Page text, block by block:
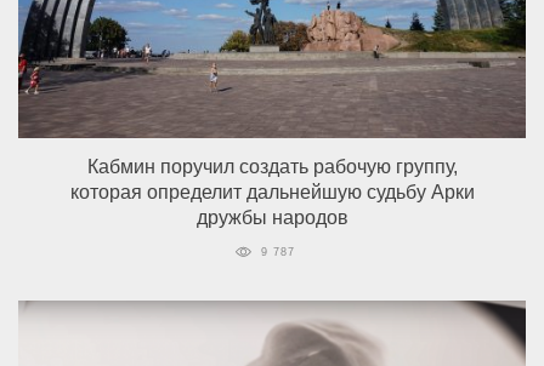
Кабмин поручил создать рабочую группу,
которая определит дальнейшую судьбу Арки
дружбы народов
9 787